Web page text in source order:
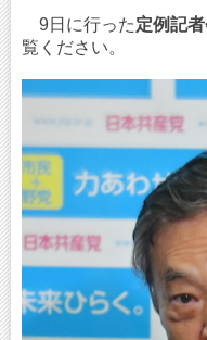
9日に行った定例記
覧ください。